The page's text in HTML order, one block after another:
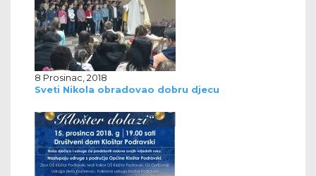
8 Prosinac, 2018
Sveti Nikola obradovao dobru djecu